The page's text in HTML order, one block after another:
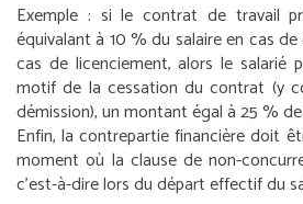
Exemple : si le contrat de travail
équivalant à 10 % du salaire en cas
cas de licenciement, alors le salarié
motif de la cessation du contrat (y
démission), un montant égal à 25 %
Enfin, la contrepartie financière doit
moment où la clause de non-
c’est-à-dire lors du départ effectif du